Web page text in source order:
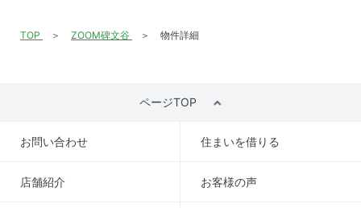
TOP ZOOM碑文谷 物件詳細
ページTOP
お問い合わせ 住まいを借りる
店舗紹介 お客様の声